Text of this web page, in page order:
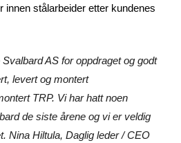
stålarbeider etter kundenes
AS for oppdraget og godt
levert og montert
TRP. Vi har hatt noen
de siste årene og vi er veldig
Nina Hiltula, Daglig leder / CEO